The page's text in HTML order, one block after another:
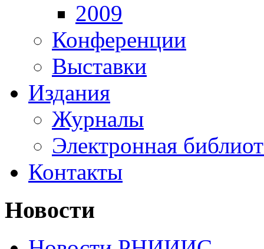
2009
Конференции
Выставки
Издания
Журналы
Электронная
Контакты
Новости